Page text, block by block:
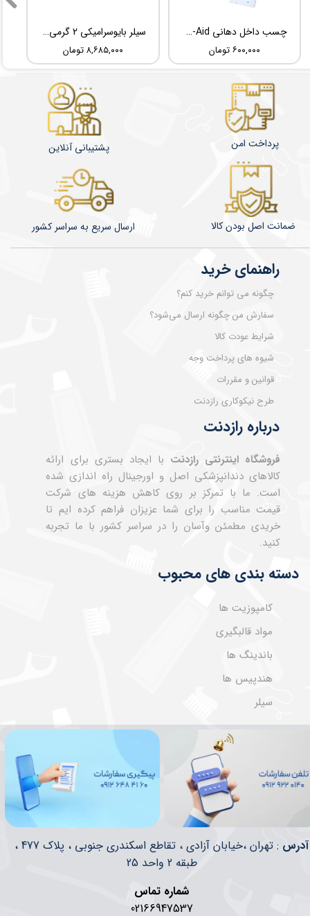
سیلر بایوسرامیکی 2 گرمی Root Dental Medical C-Root SP
۸,۶۸۵,۰۰۰ تومان
چسب داخل دهانی TBM Ora-Aid
۶۰۰,۰۰۰ تومان
درباره رازدنت
فروشگاه اینترنتی رازدنت با ایجاد بستری برای ارائه
کالاهای دندانپزشکی اصل و اورجینال راه اندازی شده
است. ما با تمرکز بر روی کاهش هزینه های شرکت
قیمت مناسب را برای شما عزیزان فراهم کرده ایم تا
خریدی مطمئن وآسان را در سراسر کشور با ما تجربه
کنید.
راهنمای خرید
چگونه می توانم خرید کنم؟
سفارش من چگونه ارسال می‌شود؟
شرایط عودت کالا
شیوه های پرداخت وجه
قوانین و مقررات
طرح نیکوکاری رازدنت
دسته بندی های محبوب
کامپوزیت ها
مواد قالبگیری
باندینگ ها
هندپیس ها
سیلر
​​آدرس
: تهران ،خیابان آزادی ، تقاطع اسکندری جنوبی ، پلاک 477 ،
طبقه 2 واحد 25
شماره تماس
02166947537
​​​​ارسال سریع به سراسر کشور ضمانت اصل بودن کالا
پشتیبانی آنلاین پرداخت امن